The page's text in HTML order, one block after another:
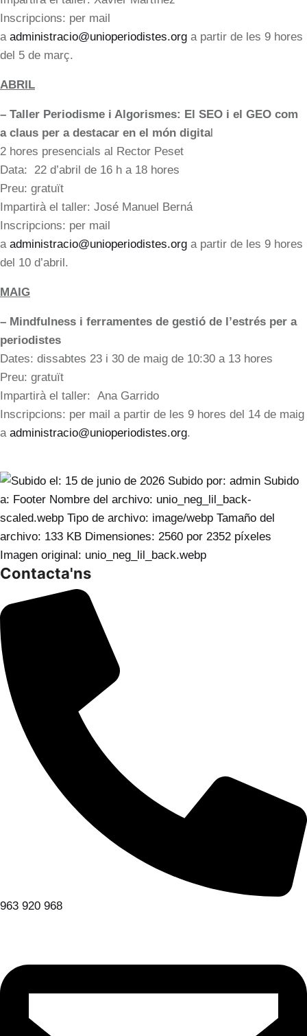
Inscripcions: per mail
a administracio@unioperiodistes.org a partir de les 9 hores
del 5 de març.
ABRIL
– Taller Periodisme i Algorismes: El SEO i el GEO com
a claus per a destacar en el món digital
2 hores presencials al Rector Peset
Data: 22 d’abril de 16 h a 18 hores
Preu: gratuït
Impartirà el taller: José Manuel Berná
Inscripcions: per mail
a administracio@unioperiodistes.org a partir de les 9 hores
del 10 d’abril.
MAIG
– Mindfulness i ferramentes de gestió de l’estrés per a
periodistes
Dates: dissabtes 23 i 30 de maig de 10:30 a 13 hores
Preu: gratuït
Impartirà el taller: Ana Garrido
Inscripcions: per mail a partir de les 9 hores del 14 de maig
a administracio@unioperiodistes.org.
Contacta'ns
963 920 968